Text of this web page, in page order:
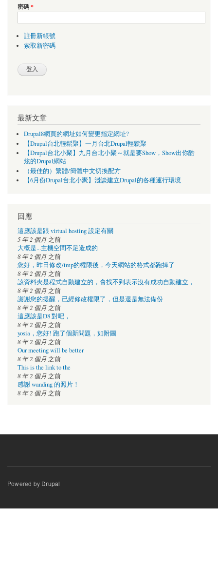
密碼*
註冊新帳號
索取新密碼
最新文章
Drupal8網頁的網址如何變更指定網址?
【Drupal台北輕鬆聚】一月台北Drupal輕鬆聚
【Drupal台北小聚】九月台北小聚～就是要Show，Show出你酷
炫的Drupal網站
（最佳的）繁體/簡體中文切換配方
【6月份Drupal台北小聚】淺談建立Drupal的各種運行環境
回應
這應該是跟 virtual hosting 設定有關
5 年 2 個月 之前
大概是...主機空間不足造成的
8 年 2 個月 之前
您好，昨日修改/tmp的權限後，今天網站的格式都跑掉了
8 年 2 個月 之前
該資料夾是程式自動建立的，會找不到表示沒有成功自動建立，
8 年 2 個月 之前
謝謝您的提醒，已經修改權限了，但是還是無法備份
8 年 2 個月 之前
這應該是D8 對吧，
8 年 2 個月 之前
yosia，您好! 跑了個新問題，如附圖
8 年 2 個月 之前
Our meeting will be better
8 年 2 個月 之前
This is the link to the
8 年 2 個月 之前
感謝 wanding 的照片！
8 年 2 個月 之前
Powered by Drupal